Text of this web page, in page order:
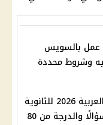
عمل بالسويس
ألف جنيه وشروط محددة
مواصفات امتحان اللغة العربية 2026 للثانوية